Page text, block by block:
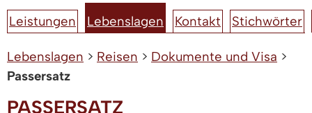
Leistungen Lebenslagen Kontakt Stichwörter
Lebenslagen > Reisen > Dokumente und Visa >
Passersatz
PASSERSATZ